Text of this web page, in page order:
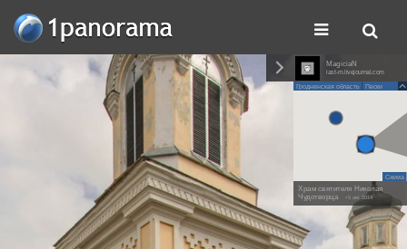
MagiciaN
last-m.livejournal.com
Гродненская область Пески
Схема
Храм святителя Николая
Чудотворца • 5 авг. 2014